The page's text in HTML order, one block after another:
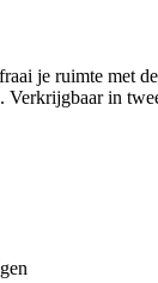
je ruimte met
Verkrijgbaar in